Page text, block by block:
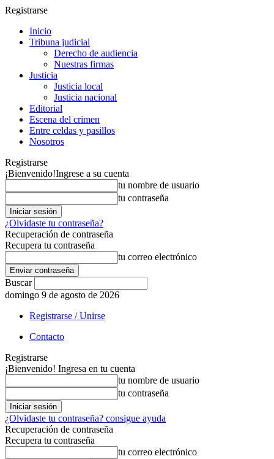
Registrarse
Inicio
Tribuna judicial
Derecho de audiencia
Nuestras firmas
Justicia
Justicia local
Justicia nacional
Editorial
Escena del crimen
Entre celdas y pasillos
Nosotros
Registrarse
¡Bienvenido!Ingrese a su cuenta
tu nombre de usuario
tu contraseña
¿Olvidaste tu contraseña?
Recuperación de contraseña
Recupera tu contraseña
tu correo electrónico
Buscar
domingo 9 de agosto de 2026
Registrarse / Unirse
Contacto
Registrarse
¡Bienvenido! Ingresa en tu cuenta
tu nombre de usuario
tu contraseña
¿Olvidaste tu contraseña? consigue ayuda
Recuperación de contraseña
Recupera tu contraseña
tu correo electrónico